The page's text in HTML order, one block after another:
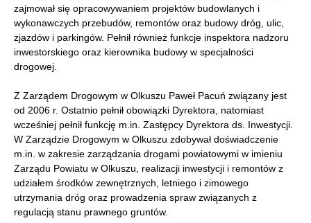
zajmował się opracowywaniem projektów budowlanych i
wykonawczych przebudów, remontów oraz budowy dróg, ulic,
zjazdów i parkingów. Pełnił również funkcje inspektora nadzoru
inwestorskiego oraz kierownika budowy w specjalności
drogowej.
Z Zarządem Drogowym w Olkuszu Paweł Pacuń związany jest
od 2006 r. Ostatnio pełnił obowiązki Dyrektora, natomiast
wcześniej pełnił funkcję m.in. Zastępcy Dyrektora ds. Inwestycji.
W Zarządzie Drogowym w Olkuszu zdobywał doświadczenie
m.in. w zakresie zarządzania drogami powiatowymi w imieniu
Zarządu Powiatu w Olkuszu, realizacji inwestycji i remontów z
udziałem środków zewnętrznych, letniego i zimowego
utrzymania dróg oraz prowadzenia spraw związanych z
regulacją stanu prawnego gruntów.